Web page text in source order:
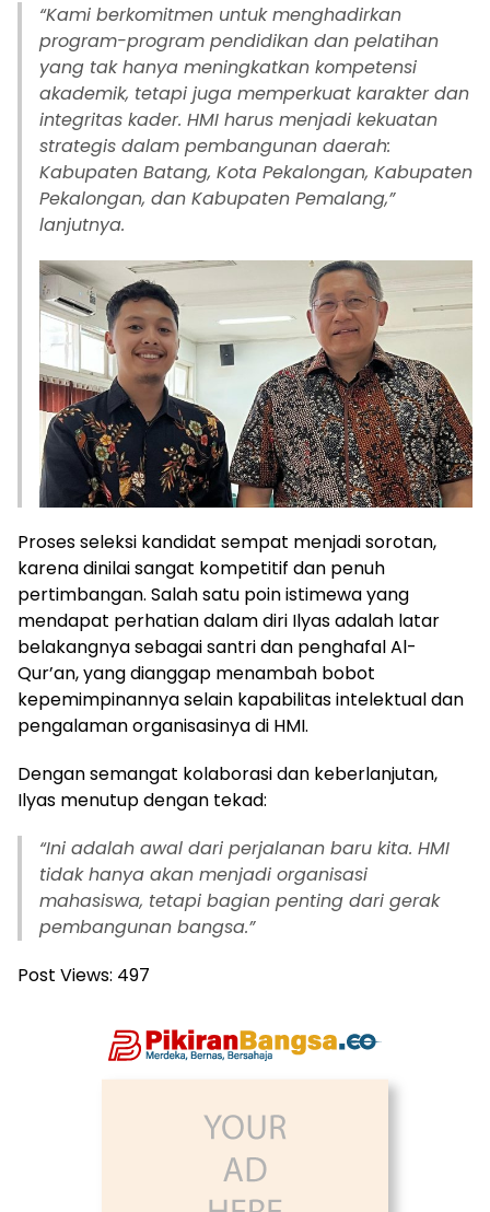
“Kami berkomitmen untuk menghadirkan
program-program pendidikan dan pelatihan
yang tak hanya meningkatkan kompetensi
akademik, tetapi juga memperkuat karakter dan
integritas kader. HMI harus menjadi kekuatan
strategis dalam pembangunan daerah:
Kabupaten Batang, Kota Pekalongan, Kabupaten
Pekalongan, dan Kabupaten Pemalang,”
lanjutnya.
Proses seleksi kandidat sempat menjadi sorotan,
karena dinilai sangat kompetitif dan penuh
pertimbangan. Salah satu poin istimewa yang
mendapat perhatian dalam diri Ilyas adalah latar
belakangnya sebagai santri dan penghafal Al-
Qur’an, yang dianggap menambah bobot
kepemimpinannya selain kapabilitas intelektual dan
pengalaman organisasinya di HMI.
Dengan semangat kolaborasi dan keberlanjutan,
Ilyas menutup dengan tekad:
“Ini adalah awal dari perjalanan baru kita. HMI
tidak hanya akan menjadi organisasi
mahasiswa, tetapi bagian penting dari gerak
pembangunan bangsa.”
Post Views: 497